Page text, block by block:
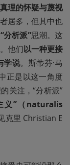
理的怀疑与蔑视
居多，但其中也
“分析派”思潮。这
他们以一种更接
学说。斯蒂芬·马
正是以这一角度
关注，“分析派”
义”（naturalis
克里 Christian E